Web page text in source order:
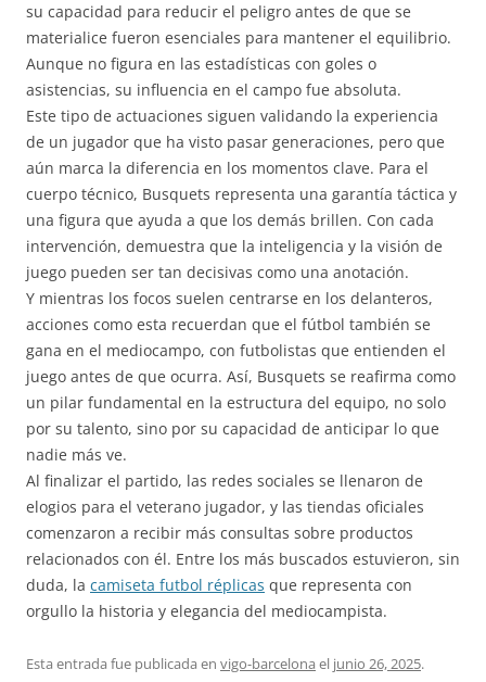
su capacidad para reducir el peligro antes de que se
materialice fueron esenciales para mantener el equilibrio.
Aunque no figura en las estadísticas con goles o
asistencias, su influencia en el campo fue absoluta.
Este tipo de actuaciones siguen validando la experiencia
de un jugador que ha visto pasar generaciones, pero que
aún marca la diferencia en los momentos clave. Para el
cuerpo técnico, Busquets representa una garantía táctica y
una figura que ayuda a que los demás brillen. Con cada
intervención, demuestra que la inteligencia y la visión de
juego pueden ser tan decisivas como una anotación.
Y mientras los focos suelen centrarse en los delanteros,
acciones como esta recuerdan que el fútbol también se
gana en el mediocampo, con futbolistas que entienden el
juego antes de que ocurra. Así, Busquets se reafirma como
un pilar fundamental en la estructura del equipo, no solo
por su talento, sino por su capacidad de anticipar lo que
nadie más ve.
Al finalizar el partido, las redes sociales se llenaron de
elogios para el veterano jugador, y las tiendas oficiales
comenzaron a recibir más consultas sobre productos
relacionados con él. Entre los más buscados estuvieron, sin
duda, la camiseta futbol réplicas que representa con
orgullo la historia y elegancia del mediocampista.
Esta entrada fue publicada en vigo-barcelona el junio 26, 2025.